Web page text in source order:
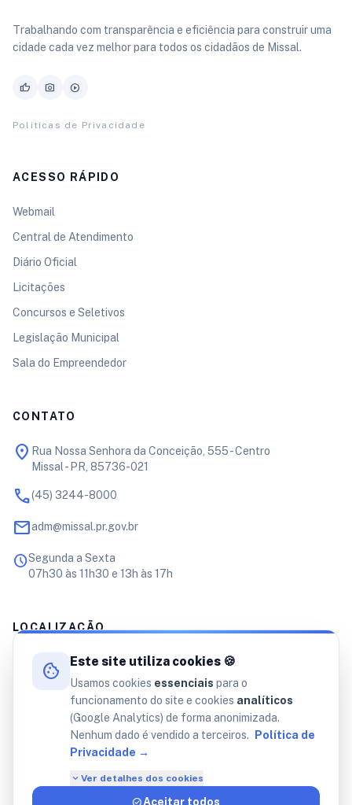
Trabalhando com transparência e eficiência para construir uma
cidade cada vez melhor para todos os cidadãos de Missal.
thumb_up photo_camera play_circle
Politicas de Privacidade
ACESSO RÁPIDO
Webmail
Central de Atendimento
Diário Oficial
Licitações
Concursos e Seletivos
Legislação Municipal
Sala do Empreendedor
CONTATO
location_on Rua Nossa Senhora da Conceição, 555 - Centro
Missal - PR, 85736-021
call(45) 3244-8000
mailadm@missal.pr.gov.br
scheduleSegunda a Sexta
07h30 às 11h30 e 13h às 17h
LOCALIZAÇÃO
cookie Este site utiliza cookies 🍪
Usamos cookies essenciais para o
funcionamento do site e cookies analíticos
(Google Analytics) de forma anonimizada.
Nenhum dado é vendido a terceiros.
Política de
Privacidade →
expand_more Ver detalhes dos cookies
check_circleAceitar todos